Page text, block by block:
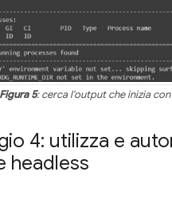
Figura 5: cerca l'output che inizia con
4: utilizza e
headless